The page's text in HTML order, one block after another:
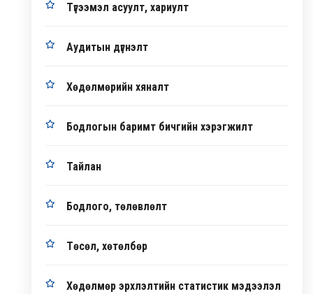
Түгээмэл асуулт, хариулт
Аудитын дүгнэлт
Хөдөлмөрийн хяналт
Бодлогын баримт бичгийн хэрэгжилт
Тайлан
Бодлого, төлөвлөлт
Төсөл, хөтөлбөр
Хөдөлмөр эрхлэлтийн статистик мэдээлэл